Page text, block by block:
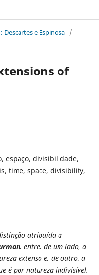
Descartes e Espinosa /
of
espaço, divisibilidade,
time, space, divisibility,
atribuída a
, entre, de um lado, a
extenso e, de outro, a
é por natureza indivisível.